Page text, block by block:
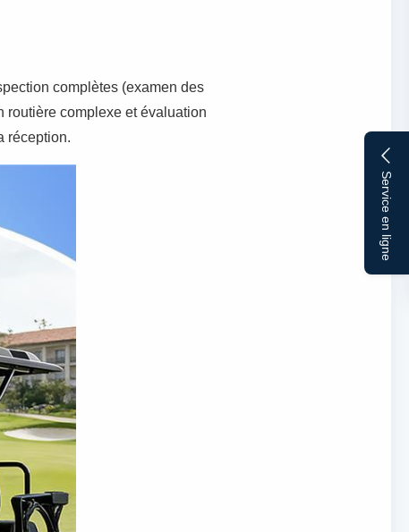
Service en ligne
complètes (examen des
routière complexe et évaluation
réception.